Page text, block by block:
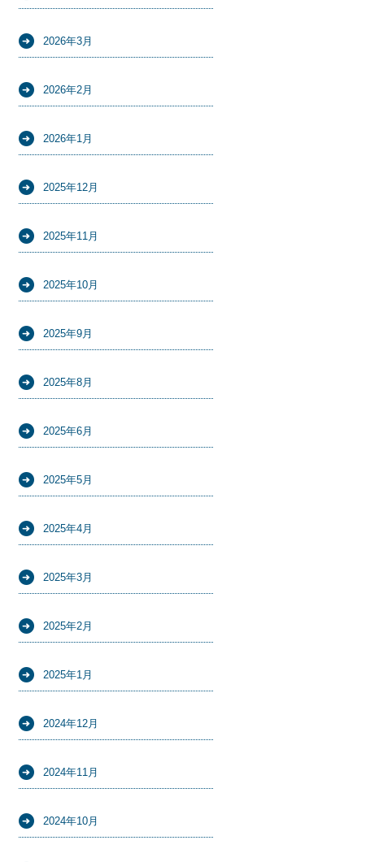
2026年3月
2026年2月
2026年1月
2025年12月
2025年11月
2025年10月
2025年9月
2025年8月
2025年6月
2025年5月
2025年4月
2025年3月
2025年2月
2025年1月
2024年12月
2024年11月
2024年10月